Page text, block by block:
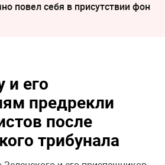
повел cебя в присутствии фон
и его
предрекли
после
трибунала